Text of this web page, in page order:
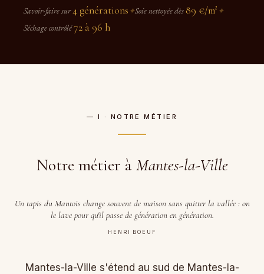
Savoir-faire sur4 générations ✦Soie nettoyée dès 89 €/m² ✦
Séchage contrôlé72 à 96 h
— I · NOTRE MÉTIER
Notre métier à Mantes-la-Ville
Un tapis du Mantois change souvent de maison sans quitter la vallée : on
le lave pour qu'il passe de génération en génération.
HENRI BOEUF
Mantes-la-Ville s'étend au sud de Mantes-la-